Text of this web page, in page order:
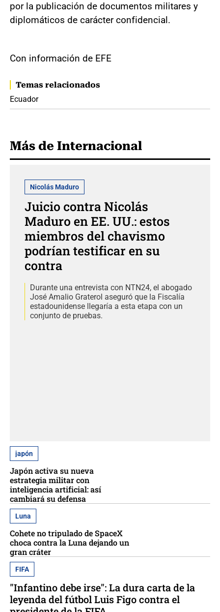
por la publicación de documentos militares y
diplomáticos de carácter confidencial.
Con información de EFE
Temas relacionados
Ecuador
Más de Internacional
Nicolás Maduro
Juicio contra Nicolás
Maduro en EE. UU.: estos
miembros del chavismo
podrían testificar en su
contra
Durante una entrevista con NTN24, el abogado
José Amalio Graterol aseguró que la Fiscalía
estadounidense llegaría a esta etapa con un
conjunto de pruebas.
japón
Japón activa su nueva
estrategia militar con
inteligencia artificial: así
cambiará su defensa
Luna
Cohete no tripulado de SpaceX
choca contra la Luna dejando un
gran cráter
FIFA
"Infantino debe irse": La dura carta de la
leyenda del fútbol Luis Figo contra el